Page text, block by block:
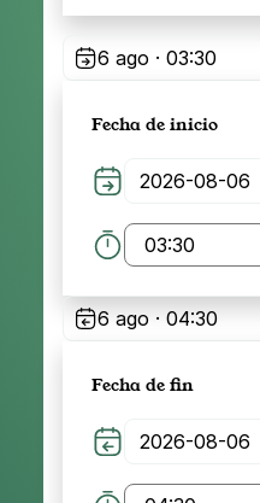
6 ago · 03:30
Fecha de inicio
6 ago · 04:30
Fecha de fin